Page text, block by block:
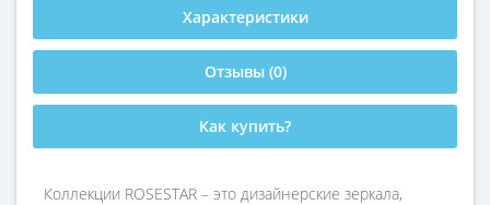
Характеристики
Отзывы (0)
Как купить?
Коллекции ROSESTAR – это дизайнерские зеркала,